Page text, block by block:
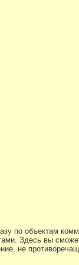
по объектам
Здесь вы
не